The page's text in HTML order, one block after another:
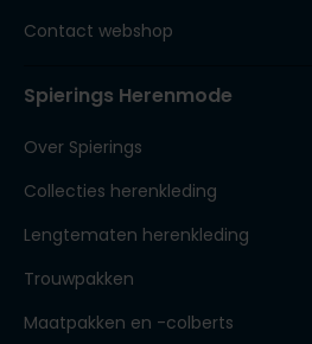
Contact webshop
Spierings Herenmode
Over Spierings
Collecties herenkleding
Lengtematen herenkleding
Trouwpakken
Maatpakken en -colberts